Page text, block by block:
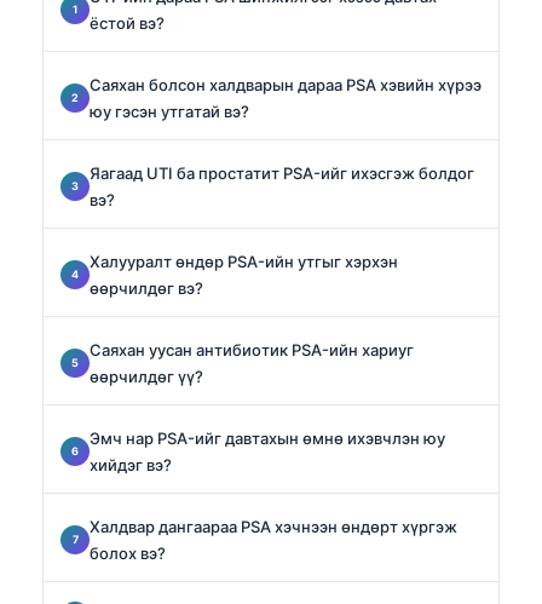
ёстой вэ?
Саяхан болсон халдварын дараа PSA хэвийн хүрээ
юу гэсэн утгатай вэ?
Яагаад UTI ба простатит PSA-ийг ихэсгэж болдог
вэ?
Халууралт өндөр PSA-ийн утгыг хэрхэн
өөрчилдөг вэ?
Саяхан уусан антибиотик PSA-ийн хариуг
өөрчилдөг үү?
Эмч нар PSA-ийг давтахын өмнө ихэвчлэн юу
хийдэг вэ?
Халдвар дангаараа PSA хэчнээн өндөрт хүргэж
болох вэ?